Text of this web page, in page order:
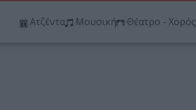
Ατζέντα Μουσική Θέατρο - Χορός